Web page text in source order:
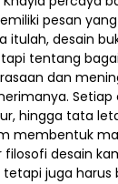
pesan
itulah, desain
tentang
dan
Setiap
hingga tata
membentuk
desain
juga harus